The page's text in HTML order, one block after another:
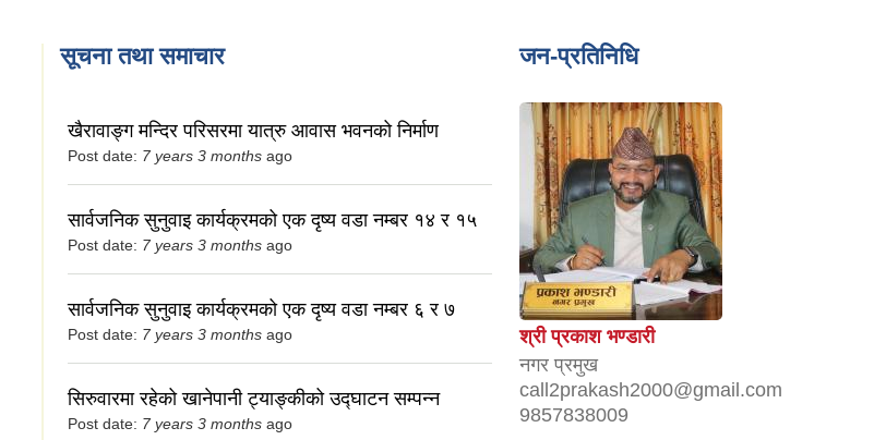
सूचना तथा समाचार
खैरावाङ्ग मन्दिर परिसरमा यात्रु आवास भवनको निर्माण
Post date: 7 years 3 months ago
सार्वजनिक सुनुवाइ कार्यक्रमको एक दृष्य वडा नम्बर १४ र १५
Post date: 7 years 3 months ago
सार्वजनिक सुनुवाइ कार्यक्रमको एक दृष्य वडा नम्बर ६ र ७
Post date: 7 years 3 months ago
सिरुवारमा रहेको खानेपानी ट्याङ्कीको उद्घाटन सम्पन्न
Post date: 7 years 3 months ago
जन-प्रतिनिधि
श्री प्रकाश भण्डारी
नगर प्रमुख
call2prakash2000@gmail.com
9857838009